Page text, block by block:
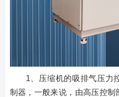
1、压缩机的吸排气压力
制器，一般来说，由高压控制